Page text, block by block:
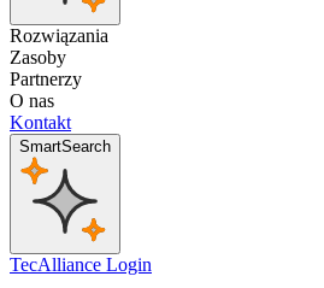
Rozwiązania
Zasoby
Partnerzy
O nas
Kontakt
SmartSearch
TecAlliance Login